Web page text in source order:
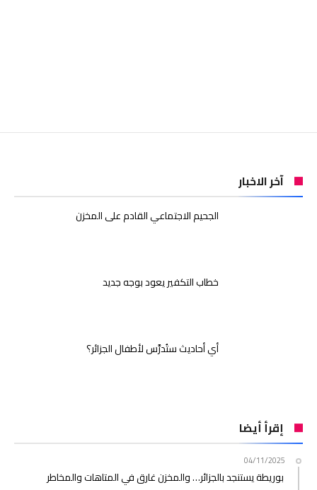
آخر الاخبار
الجحيم الاجتماعي القادم على المخزن
خطاب التكفير يعود بوجه جديد
أي أحاديث ستُدرَّس لأطفال الجزائر؟
إقرأ أيضا
04/11/2025
بوريطة يستنجد بالجزائر… والمخزن غارق في المتاهات والمخاطر